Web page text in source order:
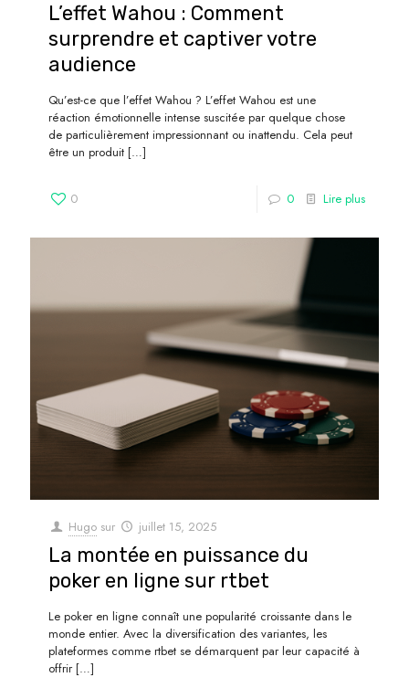
L’effet Wahou : Comment
surprendre et captiver votre
audience
Qu’est-ce que l’effet Wahou ? L’effet Wahou est une
réaction émotionnelle intense suscitée par quelque chose
de particulièrement impressionnant ou inattendu. Cela peut
être un produit […]
0 0 Lire plus
Hugo sur juillet 15, 2025
La montée en puissance du
poker en ligne sur rtbet
Le poker en ligne connaît une popularité croissante dans le
monde entier. Avec la diversification des variantes, les
plateformes comme rtbet se démarquent par leur capacité à
offrir […]